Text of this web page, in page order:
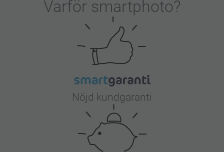
Varför smartphoto?
Nöjd kundgaranti